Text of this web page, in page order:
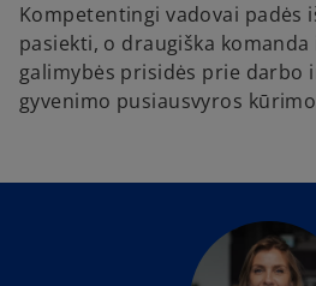
Kompetentingi vadovai padės
pasiekti, o draugiška
galimybės prisidės prie darbo
gyvenimo pusiausvyros